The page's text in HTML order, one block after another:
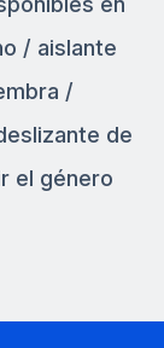
/ aislante
/
de
el género